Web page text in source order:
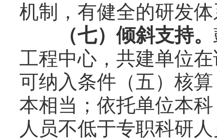
机制，有健全的研发
（七）倾斜支持。
工程中心，共建单位
可纳入条件（五）核
本相当；依托单位本
人员不低于专职科研